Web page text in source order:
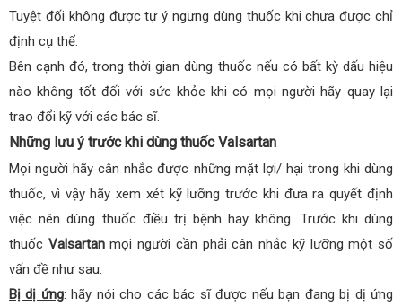
Tuyệt đối không được tự ý ngưng dùng thuốc khi chưa được chỉ
định cụ thể.
Bên cạnh đó, trong thời gian dùng thuốc nếu có bất kỳ dấu hiệu
nào không tốt đối với sức khỏe khi có mọi người hãy quay lại
trao đổi kỹ với các bác sĩ.
Những lưu ý trước khi dùng thuốc Valsartan
Mọi người hãy cân nhắc được những mặt lợi/ hại trong khi dùng
thuốc, vì vậy hãy xem xét kỹ lưỡng trước khi đưa ra quyết định
việc nên dùng thuốc điều trị bệnh hay không. Trước khi dùng
thuốc Valsartanmọi người cần phải cân nhắc kỹ lưỡng một số
vấn đề như sau:
Bị dị ứng: hãy nói cho các bác sĩ được nếu bạn đang bị dị ứng